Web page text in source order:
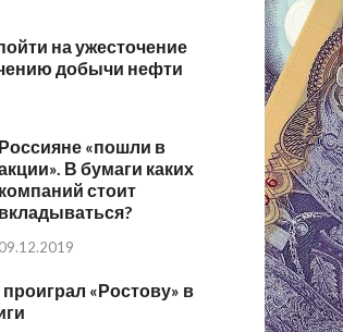
на ужесточение
добычи нефти
Россияне «пошли в
В бумаги каких
компаний стоит
вкладываться?
09.12.2019
«Ростову» в